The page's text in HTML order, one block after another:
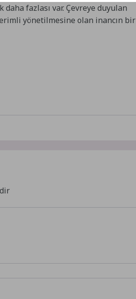
fazlası var. Çevreye duyulan
yönetilmesine olan inancın bir